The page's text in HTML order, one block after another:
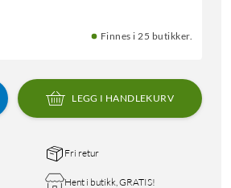
Finnes i 25 butikker.
LEGG I HANDLEKURV
Fri retur
Hent i butikk, GRATIS!